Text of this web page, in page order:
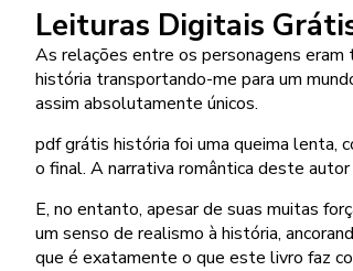
Leituras Digitais
As relações entre os personagens eram
história transportando-me para um
assim absolutamente únicos.
pdf grátis história foi uma queima lenta,
o final. A narrativa romântica deste
E, no entanto, apesar de suas muitas
um senso de realismo à história,
que é exatamente o que este livro faz